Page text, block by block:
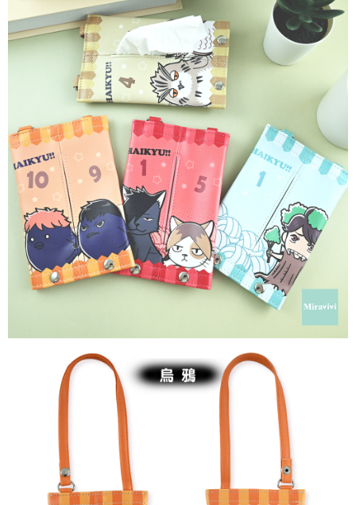
【「AFTEE先享後付」結帳流程】
１．於結帳方式選擇「AFTEE先享後付」後，將跳轉至「AFTEE先享後付」
結帳頁面，進行簡訊認證並確認金額後，即可完成結帳。
２．訂單成立數日內，您將收到繳費通知簡訊。
３．收到繳費通知簡訊後14天內，點擊此簡訊中的連結，可透過四大超商／
ATM／網路銀行／等多元方式進行付款，方視為交易完成。
※ 請注意：結帳手續完成當下不需立刻繳費，但若您需要取消訂單，請聯絡
購買商品的店家。未經商家同意取消之訂單仍視為有效，需透過AFTEE先享
後付繳納相關費用。
※ 交易是否成功請以「AFTEE先享後付 」之結帳頁面顯示為準，若有關於
是否繳費成功／繳費後需取消欲退款等相關疑問，請聯繫「AFTEE先享後付
客戶支援中心」
https://netprotections.freshdesk.com/support/home
【注意事項】
１．透過由恩沛科技股份有限公司提供之「AFTEE先享後付」服務完成之交
易，需依本服務之必要範圍內提供個人資料，並將交易相關給付款項請求債
權轉讓予恩沛科技股份有限公司。
２．關於個人資料處理事宜，請瀏覽以下網址：
https://aftee.tw/terms/#terms3
３．未成年的使用者請事先徵得法定代理人或監護人之同意方可使用
「AFTEE先享後付」，若未經同意申辦者引起之損失，本公司不負相關責
４．使用「AFTEE先享後付」時，將依據個別帳號之用戶狀況，依本公司即
時審查核予不同之上限額度；若仍有額度不足之情形，本公司將視審查結果
請求用戶進行身份認證。
５．嚴禁一人註冊多個帳號或使用他人資訊註冊。若發現惡意使用之情形，
恩沛科技股份有限公司將有權停止該用戶之使用額度並採取法律行動。
每筆NT$60，滿NT$499(含以上)免運費
付款後全家取貨
每筆NT$60，滿NT$499(含以上)免運費
7-11付款取貨
每筆NT$60，滿NT$499(含以上)免運費
付款後7-11取貨
每筆NT$60，滿NT$499(含以上)免運費
宅配
每筆NT$120，滿NT$499(含以上)免運費
海外宅配 查看運費